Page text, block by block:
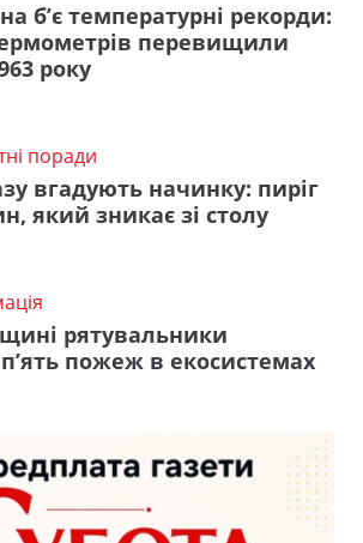
б’є температурні рекорди:
перевищили
року
поради
вгадують начинку: пиріг
який зникає зі столу
рятувальники
пожеж в екосистемах